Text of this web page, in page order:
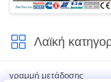
Λαϊκή
γραμμή μετάδοσης